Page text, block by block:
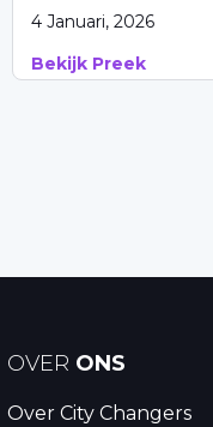
4 Januari, 2026
Bekijk Preek
OVER ONS
Over City Changers